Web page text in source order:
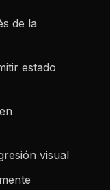
de la
estado
visual